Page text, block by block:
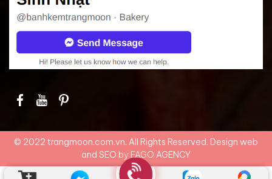
© 2022 trangmoon.com.vn. All Rights Reserved. Design web
and SEO by FAGO AGENCY